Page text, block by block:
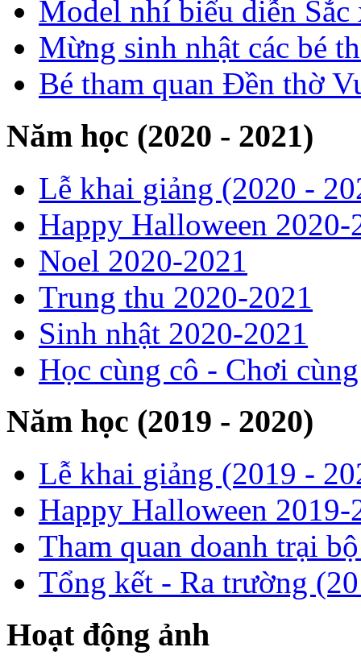
Model nhí biểu diễn
Mừng sinh nhật các bé
Bé tham quan Đền thờ
Năm học (2020 - 2021)
Lễ khai giảng (2020 -
Happy Halloween 2020-
Noel 2020-2021
Trung thu 2020-2021
Sinh nhật 2020-2021
Học cùng cô - Chơi
Năm học (2019 - 2020)
Lễ khai giảng (2019 -
Happy Halloween 2019-
Tham quan doanh trại
Tổng kết - Ra trường
Hoạt động ảnh